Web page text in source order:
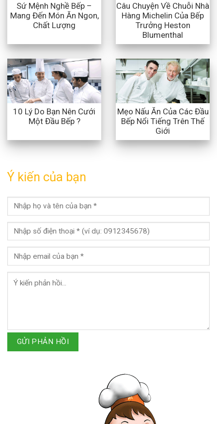
Sứ Mệnh Nghề Bếp –
Mang Đến Món Ăn Ngon,
Chất Lượng
Câu Chuyện Về Chuỗi Nhà
Hàng Michelin Của Bếp
Trưởng Heston
Blumenthal
10 Lý Do Bạn Nên Cưới
Một Đầu Bếp ?
Mẹo Nấu Ăn Của Các Đầu
Bếp Nổi Tiếng Trên Thế
Giới
Ý kiến của bạn
GỬI PHẢN HỒI